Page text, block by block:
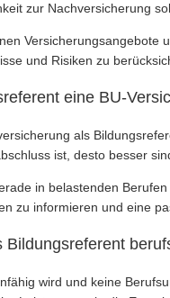
zur Nachversicherung
und Risiken zu
eine BU-
als
ist, desto besser
in belastenden
zu informieren und eine
wird und keine